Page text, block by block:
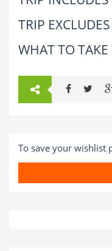
TRIP EXCLUDES
WHAT TO
To save your wishlist